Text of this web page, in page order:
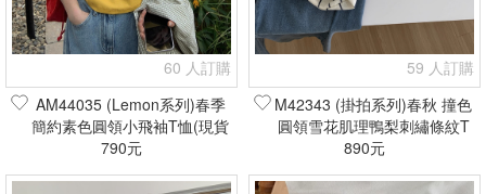
60 人訂購
AM44035 (Lemon系列)春季
簡約素色圓領小飛袖T恤(現貨
+預購)
790元
59 人訂購
M42343 (掛拍系列)春秋 撞色
圓領雪花肌理鴨梨刺繡條紋T
恤(現貨+預購)
890元